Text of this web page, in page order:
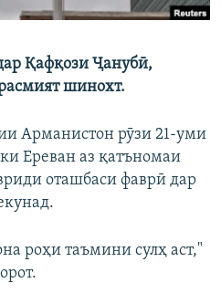
Қафқози Ҷанубӣ,
шинохт.
Арманистон рӯзи 21-уми
Ереван аз қатъномаи
оташбаси фаврӣ дар
роҳи таъмини сулҳ аст,"